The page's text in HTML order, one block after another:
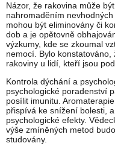
Názor, že rakovina může
nahromaděním
mohou být eliminovány či
dob a je opětovně
výzkumy, kde se zkoumal
nemocí. Bylo konstatováno,
rakoviny u lidí, kteří jsou
Kontrola dýchání a
psychologické poradenství
posílit imunitu.
přispívá ke snížení bolesti,
psychologické efekty.
výše zmíněných metod
studovány.